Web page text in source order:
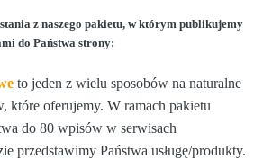
z naszego pakietu, w którym publikujemy
do Państwa strony:
to jeden z wielu sposobów na naturalne
które oferujemy. W ramach pakietu
do 80 wpisów w serwisach
przedstawimy Państwa usługę/produkty.